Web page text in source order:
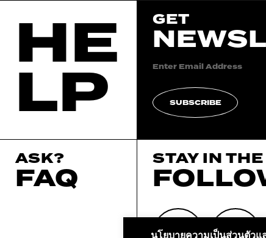
HE
LP
GET
SUBSCRIBE
ASK?
FAQ
STAY IN